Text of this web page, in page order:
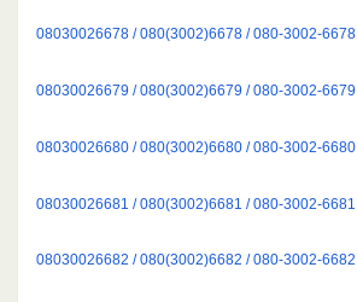
08030026678 / 080(3002)6678 / 080-3002-6678
08030026679 / 080(3002)6679 / 080-3002-6679
08030026680 / 080(3002)6680 / 080-3002-6680
08030026681 / 080(3002)6681 / 080-3002-6681
08030026682 / 080(3002)6682 / 080-3002-6682